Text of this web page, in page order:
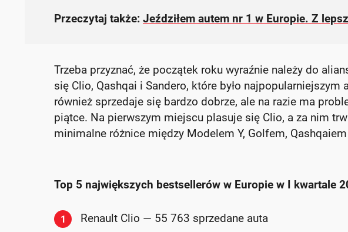
Przeczytaj także: Jeździłem autem nr 1 w Europie. Z
Trzeba przyznać, że początek roku wyraźnie należy do
się Clio, Qashqai i Sandero, które było najpopularniejszym
również sprzedaje się bardzo dobrze, ale na razie ma
piątce. Na pierwszym miejscu plasuje się Clio, a za nim
minimalne różnice między Modelem Y, Golfem,
Top 5 największych bestsellerów w Europie w I kwartale
1 Renault Clio — 55 763 sprzedane auta